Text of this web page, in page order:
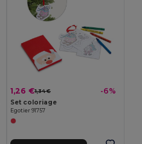
1,26 €1,34 € -6%
Set coloriage
Egotier 91757